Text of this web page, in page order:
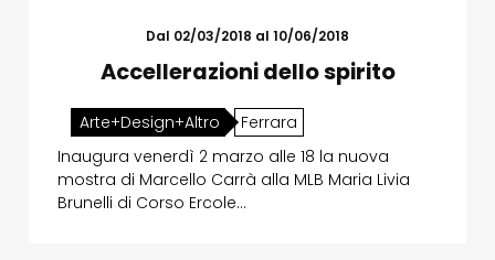
Dal 02/03/2018 al 10/06/2018
Accellerazioni dello spirito
Arte+Design+Altro
Ferrara
Inaugura venerdì 2 marzo alle 18 la nuova
mostra di Marcello Carrà alla MLB Maria Livia
Brunelli di Corso Ercole…